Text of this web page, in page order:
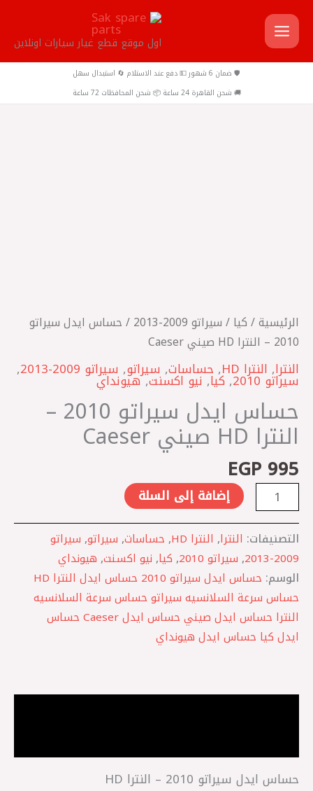
تخطي
إلى
المحتوى
اول موقع قطع غيار سيارات اونلاين
🛡️ ضمان 6 شهور 💵 دفع عند الاستلام 🔄 استبدال سهل
🚚 شحن القاهرة 24 ساعة 📦 شحن المحافظات 72 ساعة
الرئيسية/ كيا / سيراتو 2009-2013
/ حساس ايدل سيراتو
2010 – النترا HD صيني Caeser
النترا, النترا HD , حساسات, سيراتو, سيراتو 2009-2013 ,
سيراتو 2010 ,كيا,نيو اكسنت,هيونداي
حساس ايدل سيراتو 2010 –
النترا HD صيني Caeser
EGP 995
صيني
Caeser
إضافة إلى السلة
التصنيفات: النترا, النترا HD , حساسات, سيراتو, سيراتو
2009-2013
, سيراتو 2010 , كيا, نيو اكسنت, هيونداي
الوسم:
حساس ايدل سيراتو 2010 حساس ايدل النترا HD
حساس سرعة السلانسيه سيراتو حساس سرعة السلانسيه
النترا حساس ايدل صيني حساس ايدل Caeser حساس
ايدل كيا حساس ايدل هيونداي
حساس ايدل سيراتو 2010 – النترا HD